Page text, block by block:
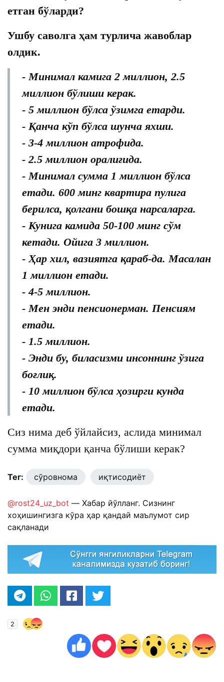
етган бўларди?
Ушбу саволга ҳам турлича жавоблар
олдик.
- Минимал камига 2 миллион, 2.5
миллион бўлиши керак.
- 5 миллион бўлса ўзимга етарди.
- Қанча кўп бўлса шунча яхши.
- 3-4 миллион атрофида.
- 2.5 миллион оралиғида.
- Минимал сумма 1 миллион бўлса
етади. 600 минг квартира пулига
берилса, қолгани бошқа нарсаларга.
- Кунига камида 50-100 минг сўм
кетади. Ойига 3 миллион.
- Ҳар хил, вазиятга қараб-да. Масалан
1 миллион етади.
- 4-5 миллион.
- Мен энди пенсионерман. Пенсиям
етади.
- 1.5 миллион.
- Энди бу, биласизми инсоннинг ўзига
боғлиқ.
- 10 миллион бўлса ҳозирги кунда
етади.
Сиз нима деб ўйлайсиз, аслида минимал
сумма миқдори қанча бўлиши керак?
Тег: сўровнома иқтисодиёт
@rost24_uz_bot — Хабар йўлланг. Сизнинг
хоҳишингизга кўра ҳар қандай маълумот сир
сақланади
2